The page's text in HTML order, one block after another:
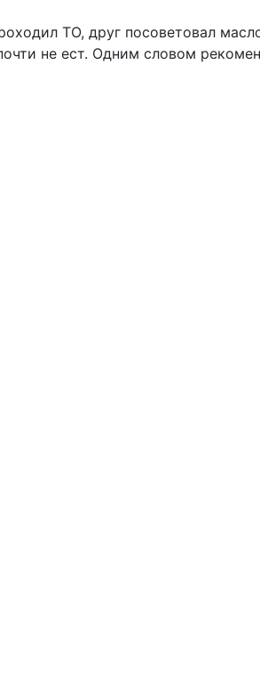
ТО, друг посоветовал
не ест. Одним словом